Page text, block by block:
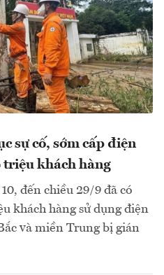
sự cố, sớm cấp điện
khách hàng
đến chiều 29/9 đã có
khách hàng sử dụng điện
và miền Trung bị gián